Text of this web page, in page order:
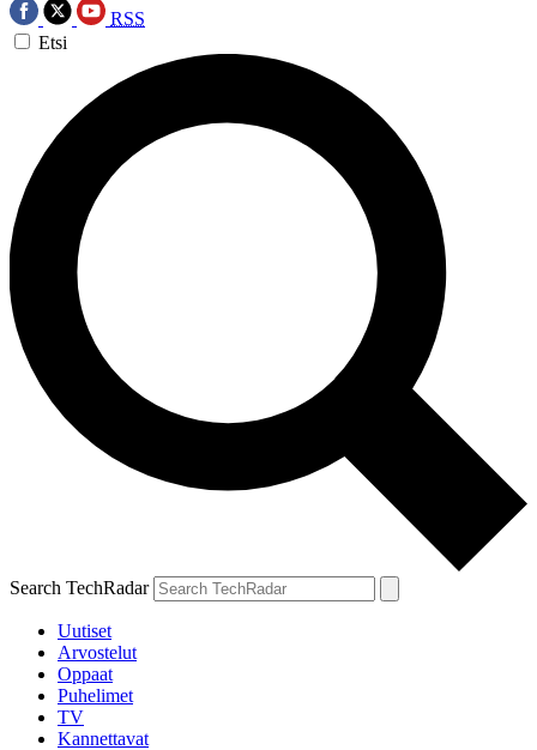
RSS
Etsi
Search TechRadar
Uutiset
Arvostelut
Oppaat
Puhelimet
TV
Kannettavat